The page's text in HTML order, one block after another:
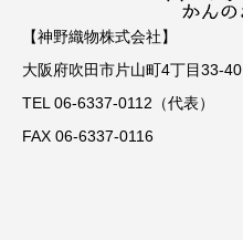
【神野織物株式会社】
大阪府吹田市片山町4丁目33-40
TEL 06-6337-0112（代表）
FAX 06-6337-0116